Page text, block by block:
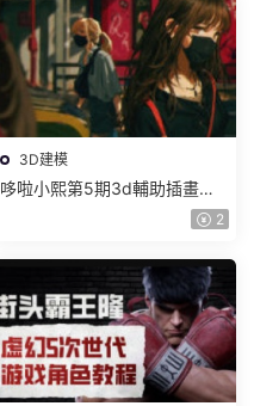
3D建模
哆啦小熙第5期3d輔助插畫班
2023年【畫質不錯有大部分素
2